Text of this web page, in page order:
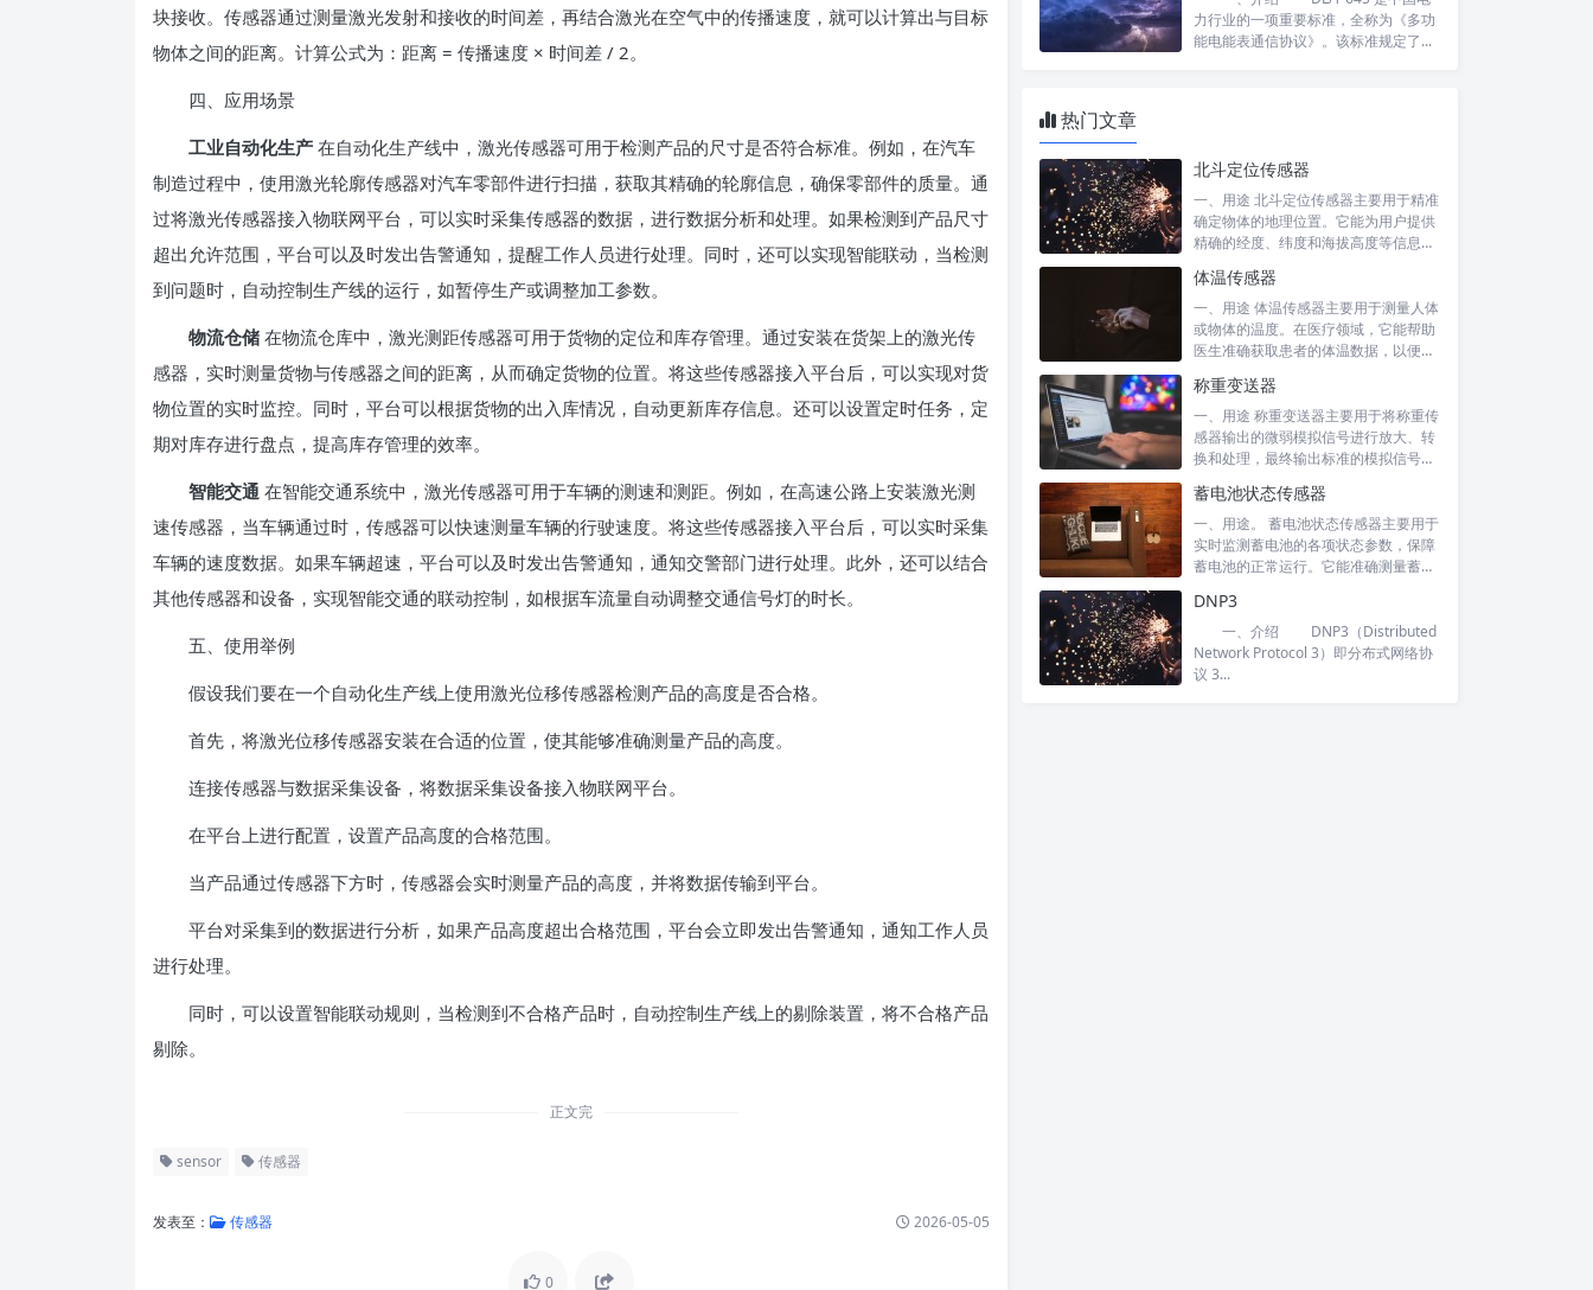
块接收。传感器通过测量激光发射和接收的时间差，再结合激光在空气中的传播速度，就可以计算出与目标
物体之间的距离。计算公式为：距离 = 传播速度 × 时间差 / 2。
四、应用场景
工业自动化生产 在自动化生产线中，激光传感器可用于检测产品的尺寸是否符合标准。例如，在汽车
制造过程中，使用激光轮廓传感器对汽车零部件进行扫描，获取其精确的轮廓信息，确保零部件的质量。通
过将激光传感器接入物联网平台，可以实时采集传感器的数据，进行数据分析和处理。如果检测到产品尺寸
超出允许范围，平台可以及时发出告警通知，提醒工作人员进行处理。同时，还可以实现智能联动，当检测
到问题时，自动控制生产线的运行，如暂停生产或调整加工参数。
物流仓储 在物流仓库中，激光测距传感器可用于货物的定位和库存管理。通过安装在货架上的激光传
感器，实时测量货物与传感器之间的距离，从而确定货物的位置。将这些传感器接入平台后，可以实现对货
物位置的实时监控。同时，平台可以根据货物的出入库情况，自动更新库存信息。还可以设置定时任务，定
期对库存进行盘点，提高库存管理的效率。
智能交通 在智能交通系统中，激光传感器可用于车辆的测速和测距。例如，在高速公路上安装激光测
速传感器，当车辆通过时，传感器可以快速测量车辆的行驶速度。将这些传感器接入平台后，可以实时采集
车辆的速度数据。如果车辆超速，平台可以及时发出告警通知，通知交警部门进行处理。此外，还可以结合
其他传感器和设备，实现智能交通的联动控制，如根据车流量自动调整交通信号灯的时长。
五、使用举例
假设我们要在一个自动化生产线上使用激光位移传感器检测产品的高度是否合格。
首先，将激光位移传感器安装在合适的位置，使其能够准确测量产品的高度。
连接传感器与数据采集设备，将数据采集设备接入物联网平台。
在平台上进行配置，设置产品高度的合格范围。
当产品通过传感器下方时，传感器会实时测量产品的高度，并将数据传输到平台。
平台对采集到的数据进行分析，如果产品高度超出合格范围，平台会立即发出告警通知，通知工作人员
进行处理。
同时，可以设置智能联动规则，当检测到不合格产品时，自动控制生产线上的剔除装置，将不合格产品
剔除。
正文完
sensor 传感器
发表至： 传感器 2026-05-05
0
力行业的一项重要标准，全称为《多功
能电能表通信协议》。该标准规定了...
热门文章
北斗定位传感器
一、用途 北斗定位传感器主要用于精准
确定物体的地理位置。它能为用户提供
精确的经度、纬度和海拔高度等信息。
体温传感器
一、用途 体温传感器主要用于测量人体
或物体的温度。在医疗领域，它能帮助
医生准确获取患者的体温数据，以便诊
称重变送器
一、用途 称重变送器主要用于将称重传
感器输出的微弱模拟信号进行放大、转
换和处理，最终输出标准的模拟信号
蓄电池状态传感器
一、用途。 蓄电池状态传感器主要用于
实时监测蓄电池的各项状态参数，保障
蓄电池的正常运行。它能准确测量蓄电
DNP3
一、介绍 DNP3（Distributed
Network Protocol 3）即分布式网络协
议 3...